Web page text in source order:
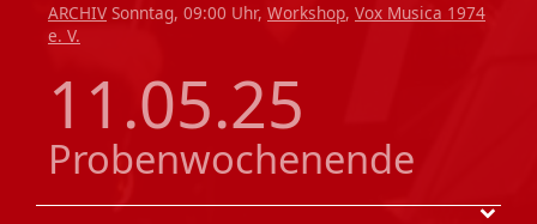
ARCHIV Sonntag, 09:00 Uhr, Workshop, Vox Musica 1974
e. V.
11.05.25
Probenwochenende